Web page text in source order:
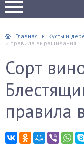
Главная Кусты и
и правила выращивания
Сорт
правила